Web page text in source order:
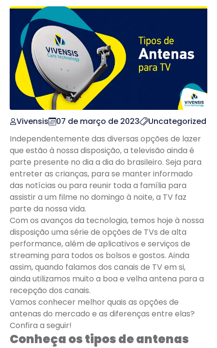
Vivensis 07 de março de 2023
Uncategorized
Independentemente das diversas opções de lazer
que estão à nossa disposição, a televisão ainda é
parte presente no dia a dia do brasileiro. Seja para
entreter as crianças, para se manter informado
das notícias ou para reunir toda a família para
assistir a um filme no domingo à noite, a TV faz
parte da nossa vida.
Com os avanços da tecnologia, temos hoje à nossa
disposição uma série de opções de TVs de alta
performance, além de aplicativos e serviços de
streaming para todos os bolsos e gostos. Ainda
assim, quando falamos dos canais de TV em si,
ainda utilizamos muito a boa e velha antena para a
recepção dos canais.
Vamos conhecer melhor quais as opções de
antenas do mercado e as diferenças entre elas?
Confira a seguir!
Conheça os tipos de antenas